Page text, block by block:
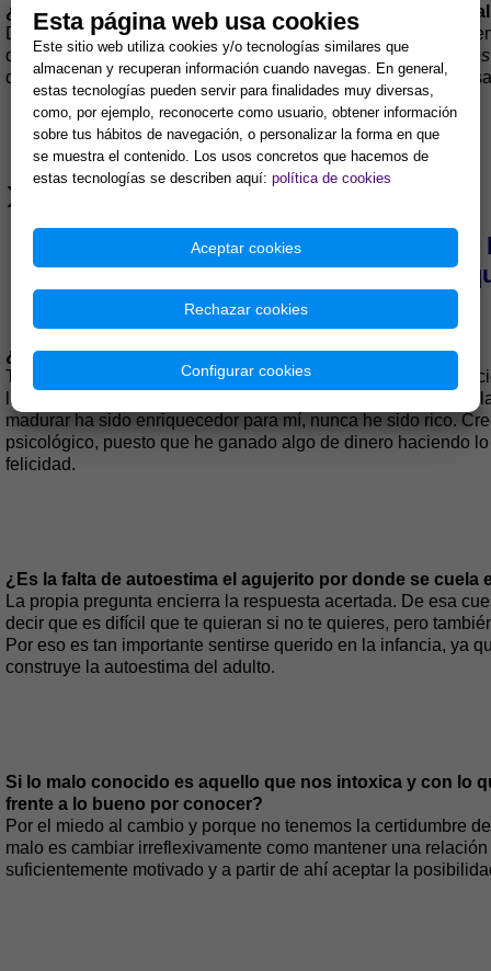
¿Y mucho más rico si tuviera el antídoto contra el miedo
De hecho más que miedo al cambio lo que las personas
de mis aforismos para la superación personal digo que
vivir
que algo quiere, algo le cuesta, y quien no se arriesga no
»
‘‘Cuando lo que somos, lo que decimos
volvemos
¿Y el más rico, el que vendiese autoestima?
Tanto la autoestima, como el miedo al cambio, como el
libros y aunque hablar de ellos y ofrecer pautas para
madurar ha sido enriquecedor para mí, nunca he sido rico.
psicológico, puesto que he ganado algo de dinero haciendo
felicidad.
¿Es la falta de autoestima el agujerito por donde se
La propia pregunta encierra la respuesta acertada. De esa
decir que es difícil que te quieran si no te quieres, pero
Por eso es tan importante sentirse querido en la infancia, ya
construye la autoestima del adulto.
Si lo malo conocido es aquello que nos intoxica y con lo
frente a lo bueno por conocer?
Por el miedo al cambio y porque no tenemos la certidumbre
malo es cambiar irreflexivamente como mantener una
suficientemente motivado y a partir de ahí aceptar la
Esta página web usa cookies
Este sitio web utiliza cookies y/o tecnologías similares que
almacenan y recuperan información cuando navegas. En general,
estas tecnologías pueden servir para finalidades muy diversas,
como, por ejemplo, reconocerte como usuario, obtener información
sobre tus hábitos de navegación, o personalizar la forma en que
se muestra el contenido. Los usos concretos que hacemos de
estas tecnologías se describen aquí: política de cookies
Aceptar cookies
Rechazar cookies
Configurar cookies